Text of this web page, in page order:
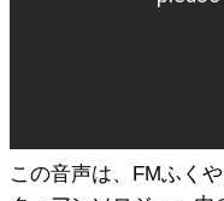
この音声は、FMふく